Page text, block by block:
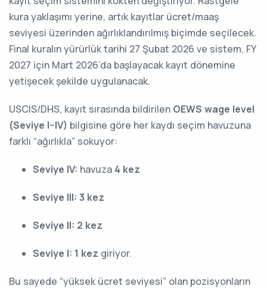
kura yaklaşımı yerine, artık kayıtlar ücret/maaş
seviyesi üzerinden ağırlıklandırılmış biçimde seçilecek.
Final kuralın yürürlük tarihi 27 Şubat 2026 ve sistem, FY
2027 için Mart 2026’da başlayacak kayıt dönemine
yetişecek şekilde uygulanacak.
USCIS/DHS, kayıt sırasında bildirilen OEWS wage level
(Seviye I–IV) bilgisine göre her kaydı seçim havuzuna
farklı “ağırlıkla” sokuyor:
Seviye IV: havuza 4 kez
Seviye III: 3 kez
Seviye II: 2 kez
Seviye I: 1 kez giriyor.
Bu sayede “yüksek ücret seviyesi” olan pozisyonların